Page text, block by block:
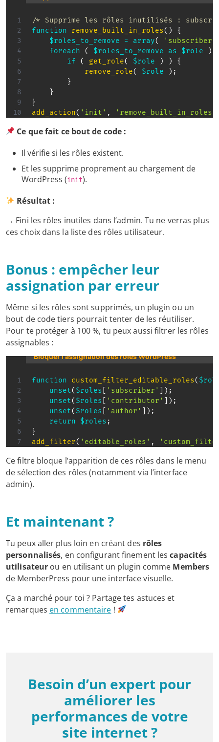
/* Supprime les rôles inutilisés :
function
remove_built_in_roles( )
{
$roles_to_remove
= array( 'subscriber'
foreach
( $roles_to_remove as $role )
if
( get_role( $role ) )
{
remove_role( $role ) ;
}
}
}
add_action( 'init' , 'remove_built_in_roles'
Ce que fait ce bout de code :
Il vérifie si les rôles existent.
Et les supprime proprement au chargement de
WordPress (init).
Résultat :
→ Fini les rôles inutiles dans l’admin. Tu ne verras plus
ces choix dans la liste des rôles utilisateur.
Bonus : empêcher leur
assignation par erreur
Même si les rôles sont supprimés, un plugin ou un
bout de code tiers pourrait tenter de les réutiliser.
Pour te protéger à 100 %, tu peux aussi filtrer les rôles
assignables :
Bloquer l'assignation des rôles WordPress
function custom_filter_editable_roles(
unset( $roles 'subscriber' ) ;
unset( $roles 'contributor' ) ;
unset( $roles 'author' ) ;
return
$roles ;
}
add_filter( 'editable_roles' ,
Ce filtre bloque l’apparition de ces rôles dans le menu
de sélection des rôles (notamment via l’interface
admin).
Et maintenant ?
Tu peux aller plus loin en créant des rôles
personnalisés, en configurant finement lescapacités
utilisateur ou en utilisant un plugin comme Members
de MemberPress pour une interface visuelle.
Ça a marché pour toi ? Partage tes astuces et
remarques en commentaire !
Besoin d’un expert pour
améliorer les
performances de votre
site internet ?